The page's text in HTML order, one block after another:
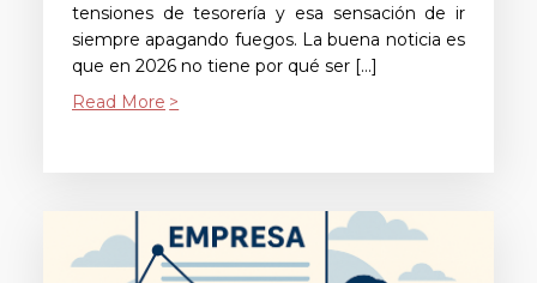
tensiones de tesorería y esa sensación de ir
siempre apagando fuegos. La buena noticia es
que en 2026 no tiene por qué ser […]
Read More